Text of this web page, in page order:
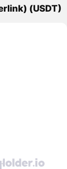
(USDT)